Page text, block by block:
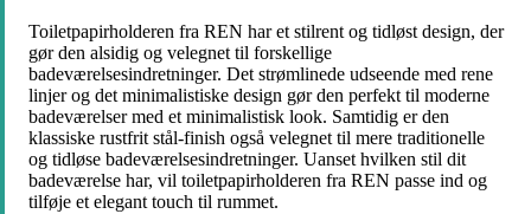
Toiletpapirholderen fra REN har et stilrent og tidløst design, der
gør den alsidig og velegnet til forskellige
badeværelsesindretninger. Det strømlinede udseende med rene
linjer og det minimalistiske design gør den perfekt til moderne
badeværelser med et minimalistisk look. Samtidig er den
klassiske rustfrit stål-finish også velegnet til mere traditionelle
og tidløse badeværelsesindretninger. Uanset hvilken stil dit
badeværelse har, vil toiletpapirholderen fra REN passe ind og
tilføje et elegant touch til rummet.